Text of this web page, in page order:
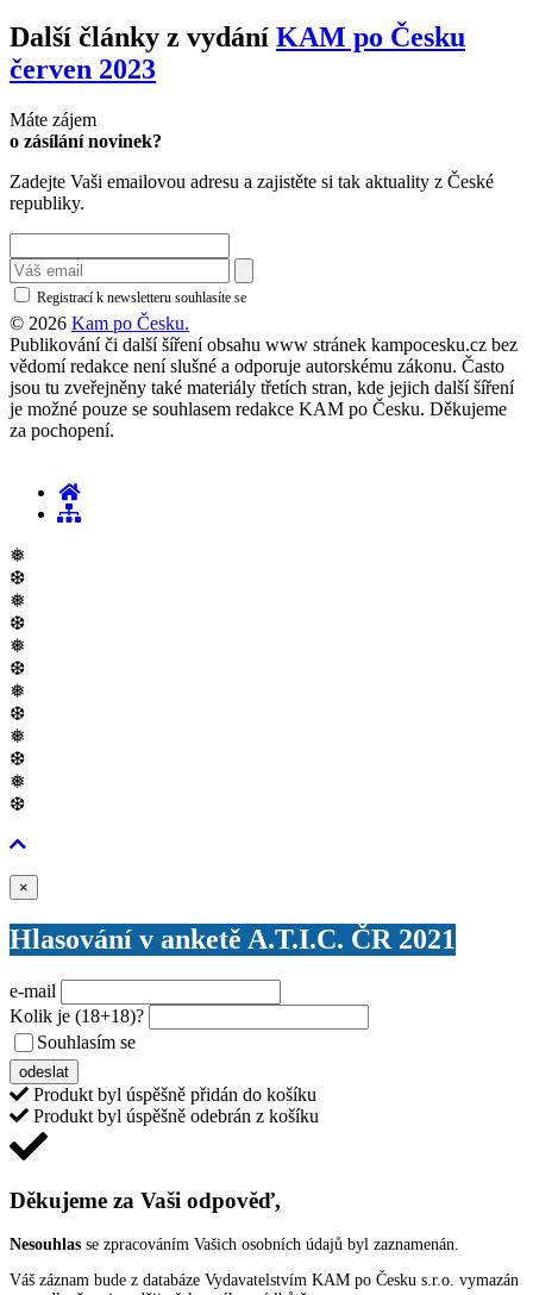
Další články z vydání KAM po Česku
červen 2023
Máte zájem
o zásílání novinek?
Zadejte Vaši emailovou adresu a zajistěte si tak aktuality z České
republiky.
Registrací k newsletteru souhlasíte se
© 2026 Kam po Česku.
Publikování či další šíření obsahu www stránek kampocesku.cz bez
vědomí redakce není slušné a odporuje autorskému zákonu. Často
jsou tu zveřejněny také materiály třetích stran, kde jejich další šíření
je možné pouze se souhlasem redakce KAM po Česku. Děkujeme
za pochopení.
❅
❆
❅
❆
❅
❆
❅
❆
❅
❆
❅
❆
×
Hlasování v anketě A.T.I.C. ČR 2021
e-mail
Kolik je (18+18)?
Souhlasím se
odeslat
Produkt byl úspěšně přidán do košíku
Produkt byl úspěšně odebrán z košíku
Děkujeme za Vaši odpověď,
Nesouhlas se zpracováním Vašich osobních údajů byl zaznamenán.
Váš záznam bude z databáze Vydavatelstvím KAM po Česku s.r.o. vymazán